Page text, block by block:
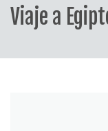
Viaje a